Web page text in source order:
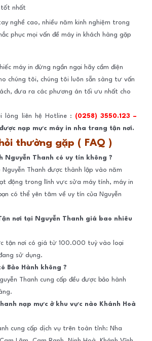
tốt nhất
nghề cao, nhiều năm kinh nghiệm trong
phục mọi vấn đề máy in khách hàng gặp
máy in đừng ngần ngại hãy cầm điện
chúng tôi, chúng tôi luôn sẵn sàng tư vấn
đưa ra các phương án tối ưu nhất cho
lòng liên hệ Hotline :
(0258) 3550.123 –
nạp mực máy in nha trang tận nơi.
thường gặp ( FAQ )
Nguyễn Thanh có uy tín không ?
Thanh được thành lập vào năm
động trong lĩnh vực sửa máy tính, máy in
có thể yên tâm về uy tín của Nguyễn
nơi tại Nguyễn Thanh giá bao nhiêu
tận nơi có giá từ 100.000 tuỳ vào loại
sử dụng.
Bảo Hành không ?
Thanh cung cấp đều được bảo hành
nạp mực ở khu vực nào Khánh Hoà
cung cấp dịch vụ trên toàn tỉnh: Nha